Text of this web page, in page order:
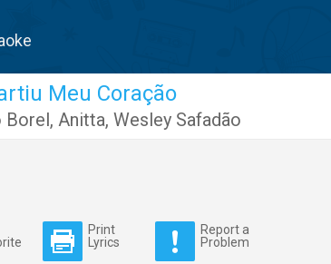
Meu Coração
Borel, Anitta, Wesley Safadão
Print
Lyrics
Report a
Problem